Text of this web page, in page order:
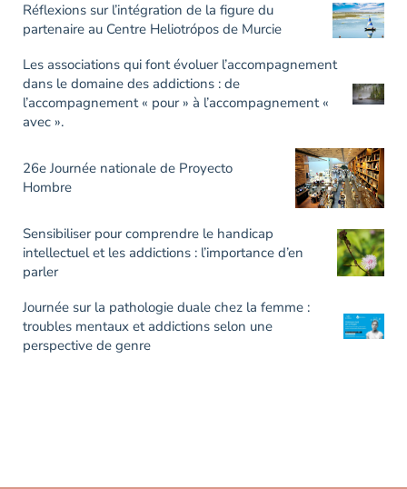
Réflexions sur l’intégration de la figure du
partenaire au Centre Heliotrópos de Murcie
Les associations qui font évoluer l’accompagnement
dans le domaine des addictions : de
l’accompagnement « pour » à l’accompagnement «
avec ».
26e Journée nationale de Proyecto
Hombre
Sensibiliser pour comprendre le handicap
intellectuel et les addictions : l’importance d’en
parler
Journée sur la pathologie duale chez la femme :
troubles mentaux et addictions selon une
perspective de genre